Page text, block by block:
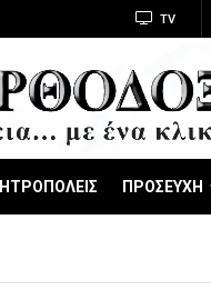
TV
ΠΡΟΣΕΥΧΗ